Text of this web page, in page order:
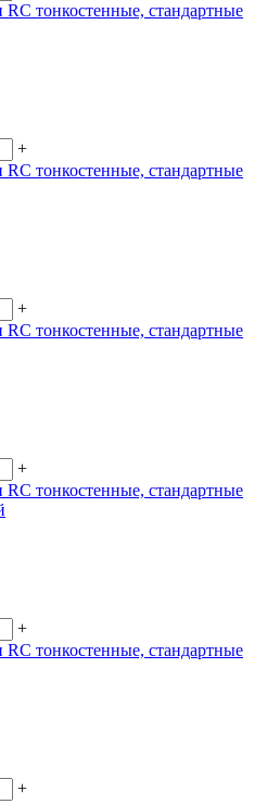
тонкостенные, стандартные
+
тонкостенные, стандартные
+
тонкостенные, стандартные
+
тонкостенные, стандартные
+
тонкостенные, стандартные
+